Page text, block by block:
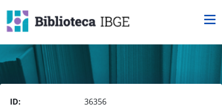
ID:
36356